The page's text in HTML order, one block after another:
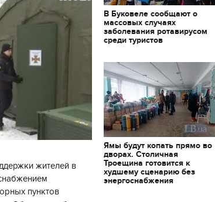
жителей в
пунктов
В Буковеле сообщают о
массовых случаях
заболевания ротавирусом
среди туристов
Ямы будут копать прямо во
дворах. Столичная
Троещина готовится к
худшему сценарию без
энергоснабжения